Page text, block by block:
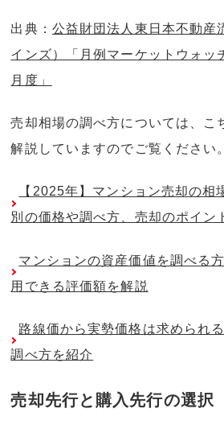
出典： 公益財団法人東日本不動産
インズ）「月例マーケットウォッ
月度」
売却相場の調べ方については、こ
解説していますのでご覧ください。
【2025年】マンション売却の相
別の価格や調べ方、売却のポイン
マンションの資産価値を調べる
用できる評価額を解説
路線価から実勢価格は求められ
調べ方を紹介
売却先行と購入先行の選択